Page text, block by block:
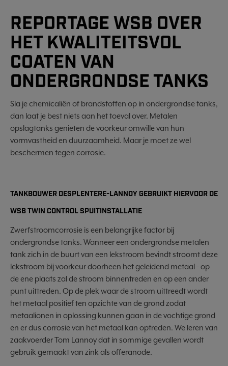
REPORTAGE WSB OVER
HET KWALITEITSVOL
COATEN VAN
ONDERGRONDSE TANKS
Sla je chemicaliën of brandstoffen op in ondergrondse tanks,
dan laat je best niets aan het toeval over. Metalen
opslagtanks genieten de voorkeur omwille van hun
vormvastheid en duurzaamheid. Maar je moet ze wel
beschermen tegen corrosie.
TANKBOUWER DESPLENTERE-LANNOY GEBRUIKT HIERVOOR DE
WSB TWIN CONTROL SPUITINSTALLATIE
Zwerfstroomcorrosie is een belangrijke factor bij
ondergrondse tanks. Wanneer een ondergrondse metalen
tank zich in de buurt van een lekstroom bevindt stroomt deze
lekstroom bij voorkeur doorheen het geleidend metaal - op
de ene plaats zal de stroom binnentreden en op een ander
punt uittreden. Op de plek waar de stroom uittreedt wordt
het metaal positief ten opzichte van de grond zodat
metaalionen in oplossing kunnen gaan in de vochtige grond
en er dus corrosie van het metaal kan optreden. We leren van
zaakvoerder Tom Lannoy dat in sommige gevallen wordt
gebruik gemaakt van zink als offeranode.